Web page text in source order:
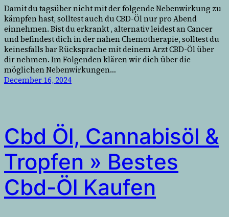
Damit du tagsüber nicht mit der folgende Nebenwirkung zu
kämpfen hast, solltest auch du CBD-Öl nur pro Abend
einnehmen. Bist du erkrankt , alternativ leidest an Cancer
und befindest dich in der nahen Chemotherapie, solltest du
keinesfalls bar Rücksprache mit deinem Arzt CBD-Öl über
dir nehmen. Im Folgenden klären wir dich über die
möglichen Nebenwirkungen…
December 16, 2024
Cbd Öl, Cannabisöl &
Tropfen » Bestes
Cbd-Öl Kaufen